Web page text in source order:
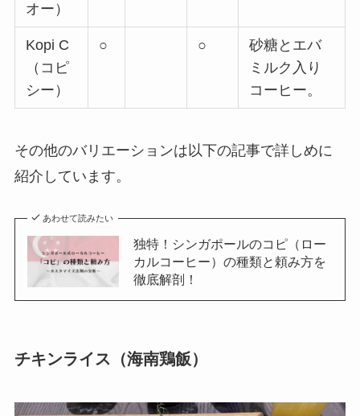
オー）
Kopi C
（コピ
シー）
○ ○
砂糖とエバ
ミルク入り
コーヒー。
その他のバリエーションは以下の記事で詳しめに
紹介しています。
あわせて読みたい
独特！シンガポールのコピ（ロー
カルコーヒー）の種類と頼み方を
徹底解剖！
チキンライス（海南鶏飯）